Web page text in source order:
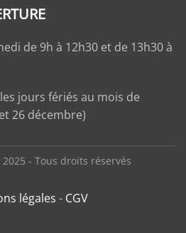
de 9h à 12h30 et de 13h30 à
jours fériés au mois de
26 décembre)
- Tous droits réservés
légales - CGV